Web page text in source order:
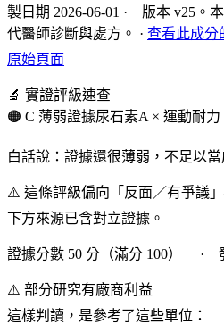
製日期 2026-06-01 · 版本 v25。
代醫師診斷與處方。 · 查看此成分
原始頁面
🔬 實證評級速查
🟠 C 薄弱證據尿石素A × 運動耐力
白話說：證據還很薄弱，不足以當
⚠️ 這條評級偏向「反面／有爭議
下方來源已含對立證據。
證據分數 50 分（滿分 100） ·
⚠️ 部分研究有廠商利益
這樣判讀，是參考了這些單位：